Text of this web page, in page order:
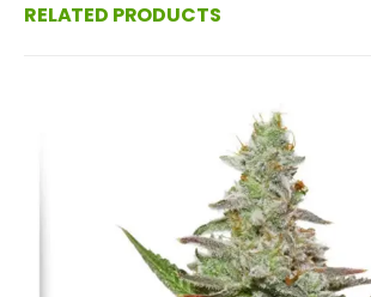
RELATED PRODUCTS